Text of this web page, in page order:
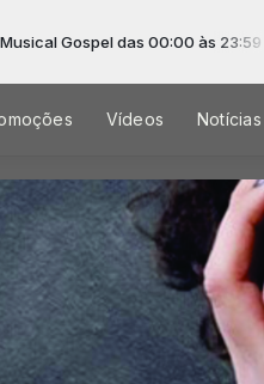
das 00:00 às 23:59 -Tocando
Vídeos Notícias